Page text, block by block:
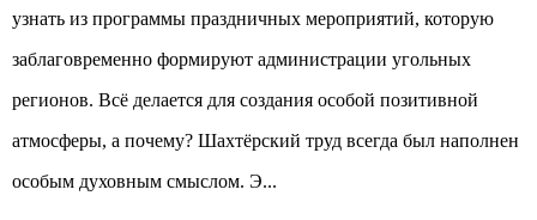
узнать из программы праздничных мероприятий, которую
заблаговременно формируют администрации угольных
регионов. Всё делается для создания особой позитивной
атмосферы, а почему? Шахтёрский труд всегда был наполнен
особым духовным смыслом. Э...